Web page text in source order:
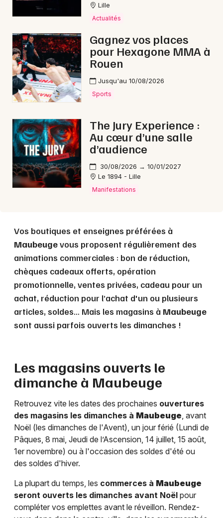
Magazine à Maubeuge
59 - Nord
Choisir mes départements
Mon email
Lille
Actualités
Gagnez vos places
pour Hexagone MMA à
Rouen
Jusqu'au 10/08/2026
Sports
The Jury Experience :
Au cœur d’une salle
d’audience
30/08/2026 → 10/01/2027
Le 1894 - Lille
Manifestations
Vos boutiques et enseignes préférées à
Maubeugevous proposent régulièrement des
animations commerciales : bon de réduction,
chèques cadeaux offerts, opération
promotionnelle, ventes privées, cadeau pour un
achat, réduction pour l’achat d'un ou plusieurs
articles, soldes… Mais les magasins à Maubeuge
sont aussi parfois ouverts les dimanches !
Les magasins ouverts le
dimanche à Maubeuge
Retrouvez vite les dates des prochaines ouvertures
des magasins les dimanches à Maubeuge, avant
Noël (les dimanches de l'Avent), un jour férié (Lundi de
Pâques, 8 mai, Jeudi de l’Ascension, 14 juillet, 15 août,
1er novembre) ou à l'occasion des soldes d'été ou
des soldes d'hiver.
La plupart du temps, les commerces à Maubeuge
seront ouverts les dimanches avant Noël pour
compléter vos emplettes avant le réveillon. Rendez-